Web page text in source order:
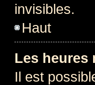
invisibles.
Haut
Les heures
Il est